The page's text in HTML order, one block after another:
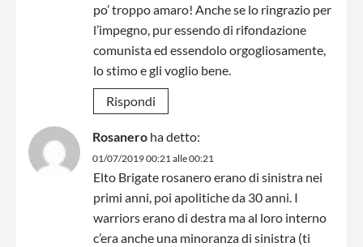
po’ troppo amaro! Anche se lo ringrazio per
l’impegno, pur essendo di rifondazione
comunista ed essendolo orgogliosamente,
lo stimo e gli voglio bene.
Rispondi
Rosanero ha detto:
01/07/2019 00:21 alle 00:21
Elto Brigate rosanero erano di sinistra nei
primi anni, poi apolitiche da 30 anni. I
warriors erano di destra ma al loro interno
c’era anche una minoranza di sinistra (ti